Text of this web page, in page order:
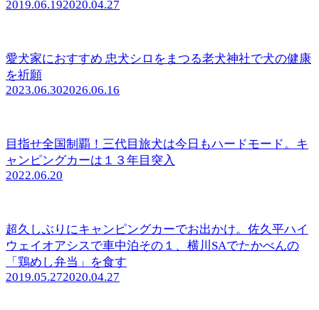
2019.06.192020.04.27
愛犬家におすすめ 忠犬シロをまつる老犬神社で犬の健康
を祈願
2023.06.302026.06.16
目指せ全国制覇！三代目旅犬は今日もハードモード。キ
ャンピングカーは１３年目突入
2022.06.20
超久しぶりにキャンピングカーでお出かけ。佐久平ハイ
ウェイオアシスで車中泊その１、横川SAでたかべんの
「鶏めし弁当」を食す
2019.05.272020.04.27